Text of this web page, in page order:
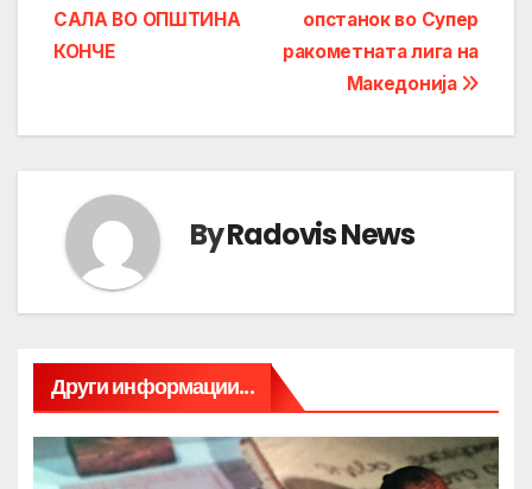
опстанок во Супер
ракометната лига на
Македонија
САЛА ВО ОПШТИНА
КОНЧЕ
ByRadovis News
Други информации...